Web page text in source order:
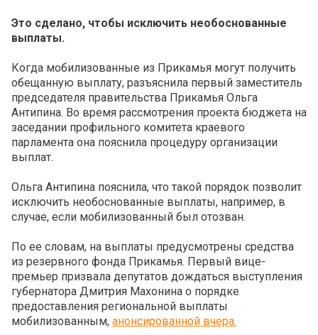
Это сделано, чтобы исключить необоснованные
выплаты.
Когда мобилизованные из Прикамья могут получить
обещанную выплату, разъяснила первый заместитель
председателя правительства Прикамья Ольга
Антипина. Во время рассмотрения проекта бюджета на
заседании профильного комитета краевого
парламента она пояснила процедуру организации
выплат.
Ольга Антипина пояснила, что такой порядок позволит
исключить необоснованные выплаты, например, в
случае, если мобилизованный был отозван.
По ее словам, на выплаты предусмотрены средства
из резервного фонда Прикамья. Первый вице-
премьер призвала депутатов дождаться выступления
губернатора Дмитрия Махонина о порядке
предоставления региональной выплаты
мобилизованным, анонсированной вчера.